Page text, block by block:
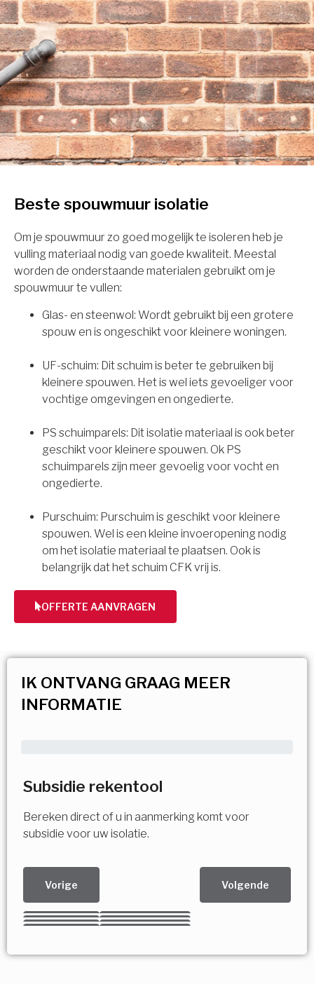
Beste spouwmuur isolatie
Om je spouwmuur zo goed mogelijk te isoleren heb je
vulling materiaal nodig van goede kwaliteit. Meestal
worden de onderstaande materialen gebruikt om je
spouwmuur te vullen:
Glas- en steenwol: Wordt gebruikt bij een grotere
spouw en is ongeschikt voor kleinere woningen.
UF-schuim: Dit schuim is beter te gebruiken bij
kleinere spouwen. Het is wel iets gevoeliger voor
vochtige omgevingen en ongedierte.
PS schuimparels: Dit isolatie materiaal is ook beter
geschikt voor kleinere spouwen. Ok PS
schuimparels zijn meer gevoelig voor vocht en
ongedierte.
Purschuim: Purschuim is geschikt voor kleinere
spouwen. Wel is een kleine invoeropening nodig
om het isolatie materiaal te plaatsen. Ook is
belangrijk dat het schuim CFK vrij is.
OFFERTE AANVRAGEN
IK ONTVANG GRAAG MEER
INFORMATIE
Subsidie rekentool
Bereken direct of u in aanmerking komt voor
subsidie voor uw isolatie.
Vorige Volgende
Kies uw Isolatiemaatregel
Meerdere keuzes mogelijk
Vorige Volgende